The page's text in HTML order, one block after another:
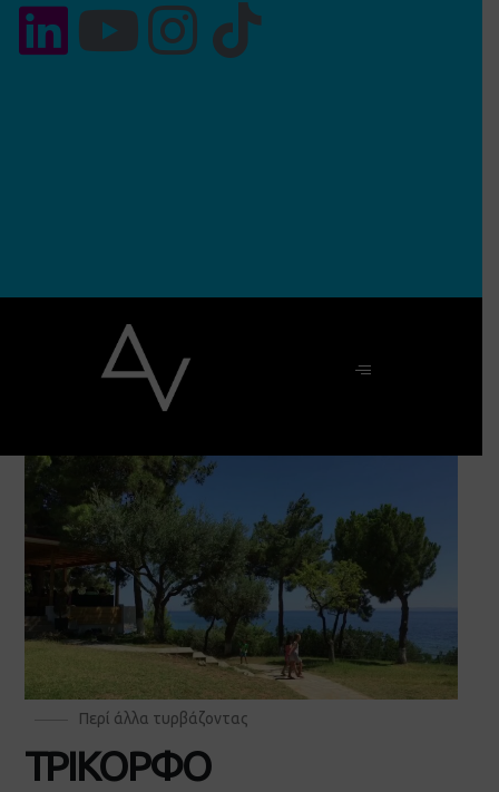
Περί άλλα τυρβάζοντας
ΤΡΙΚΟΡΦΟ